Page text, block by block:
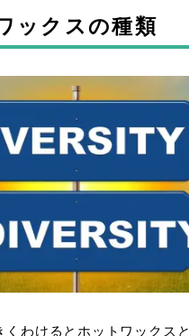
ックスの種類
くわけるとホットワックス